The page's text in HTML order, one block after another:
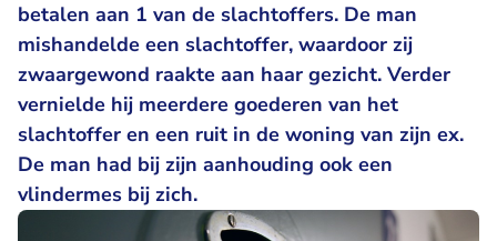
betalen aan 1 van de slachtoffers. De man
mishandelde een slachtoffer, waardoor zij
zwaargewond raakte aan haar gezicht. Verder
vernielde hij meerdere goederen van het
slachtoffer en een ruit in de woning van zijn ex.
De man had bij zijn aanhouding ook een
vlindermes bij zich.